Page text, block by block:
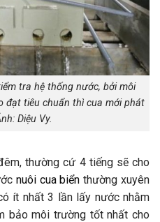
tra hệ thống nước, bởi môi
đạt tiêu chuẩn thì cua mới phát
Diệu Vy.
thường cứ 4 tiếng sẽ cho
nuôi cua biển thường xuyên
ít nhất 3 lần lấy nước nhằm
bảo môi trường tốt nhất cho